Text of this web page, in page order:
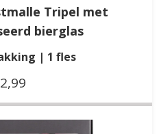
Tripel met
bierglas
| 1 fles